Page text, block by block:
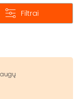
Filtrai